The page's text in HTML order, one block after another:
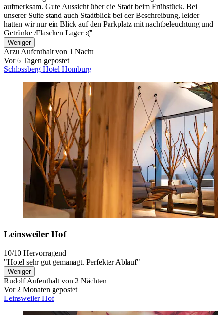
aufmerksam. Gute Aussicht über die Stadt beim Frühstück. Bei
unserer Suite stand auch Stadtblick bei der Beschreibung, leider
hatten wir nur ein Blick auf den Parkplatz mit nachtbeleuchtung und
Getränke /Flaschen Lager :("
Weniger
Arzu Aufenthalt von 1 Nacht
Vor 6 Tagen gepostet
Schlossberg Hotel Homburg
Leinsweiler Hof
10/10 Hervorragend
"Hotel sehr gut gemanagt. Perfekter Ablauf"
Weniger
RudolfAufenthalt von 2 Nächten
Vor 2 Monaten gepostet
Leinsweiler Hof